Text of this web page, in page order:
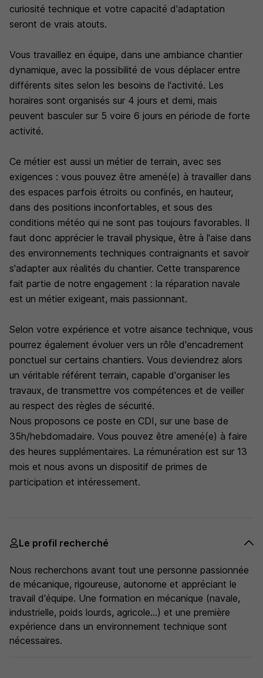
curiosité technique et votre capacité d'adaptation
seront de vrais atouts.
Vous travaillez en équipe, dans une ambiance chantier
dynamique, avec la possibilité de vous déplacer entre
différents sites selon les besoins de l'activité. Les
horaires sont organisés sur 4 jours et demi, mais
peuvent basculer sur 5 voire 6 jours en période de forte
activité.
Ce métier est aussi un métier de terrain, avec ses
exigences : vous pouvez être amené(e) à travailler dans
des espaces parfois étroits ou confinés, en hauteur,
dans des positions inconfortables, et sous des
conditions météo qui ne sont pas toujours favorables. Il
faut donc apprécier le travail physique, être à l'aise dans
des environnements techniques contraignants et savoir
s'adapter aux réalités du chantier. Cette transparence
fait partie de notre engagement : la réparation navale
est un métier exigeant, mais passionnant.
Selon votre expérience et votre aisance technique, vous
pourrez également évoluer vers un rôle d'encadrement
ponctuel sur certains chantiers. Vous deviendrez alors
un véritable référent terrain, capable d'organiser les
travaux, de transmettre vos compétences et de veiller
au respect des règles de sécurité.
Nous proposons ce poste en CDI, sur une base de
35h/hebdomadaire. Vous pouvez être amené(e) à faire
des heures supplémentaires. La rémunération est sur 13
mois et nous avons un dispositif de primes de
participation et intéressement.
Le profil recherché
Nous recherchons avant tout une personne passionnée
de mécanique, rigoureuse, autonome et appréciant le
travail d'équipe. Une formation en mécanique (navale,
industrielle, poids lourds, agricole...) et une première
expérience dans un environnement technique sont
nécessaires.